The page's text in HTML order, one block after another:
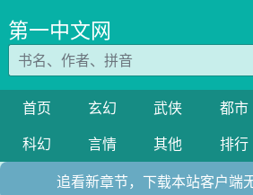
第一中文网
首页 玄幻 武侠 都市
科幻
言情 其他 排行
追看新章节，下载本站客户端